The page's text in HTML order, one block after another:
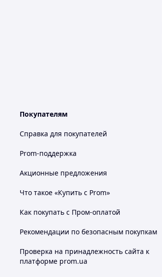
Покупателям
Справка для покупателей
Prom-поддержка
Акционные предложения
Что такое «Купить с Prom»
Как покупать с Пром-оплатой
Рекомендации по безопасным покупкам
Проверка на принадлежность сайта к
платформе prom.ua